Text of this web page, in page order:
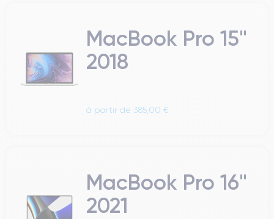
MacBook Pro 15"
2018
à partir de 385,00 €
MacBook Pro 16"
2021